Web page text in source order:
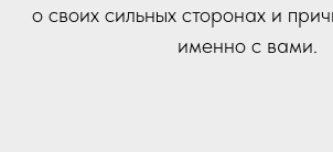
о своих сильных сторонах и
именно с вами.